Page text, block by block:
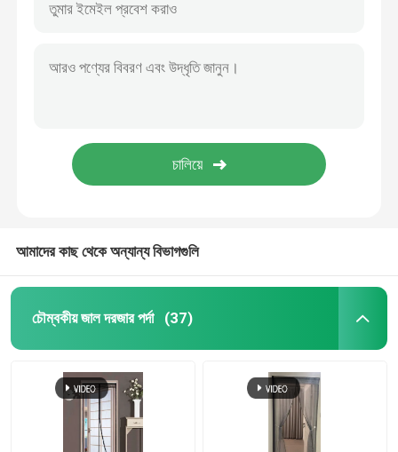
আমাদের কাছ থেকে অন্যান্য বিভাগগুলি
চৌম্বকীয় জাল দরজার পর্দা (37)